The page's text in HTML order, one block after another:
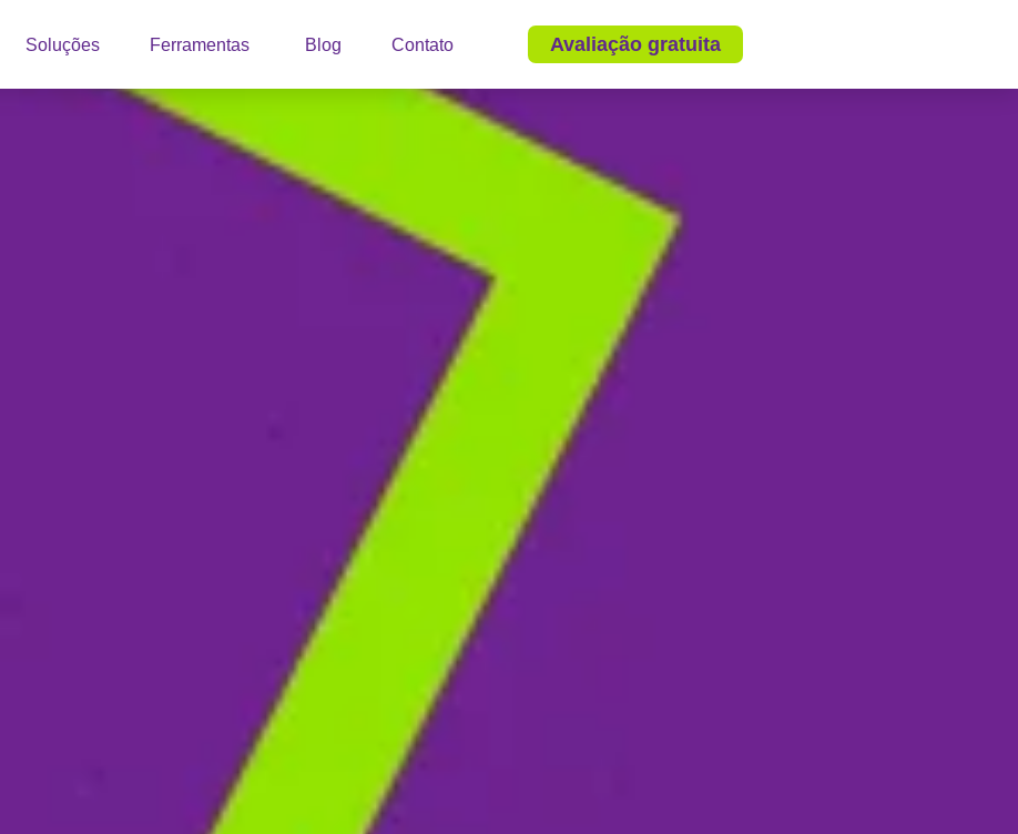
Soluções Ferramentas Blog Contato Avaliação gratuita